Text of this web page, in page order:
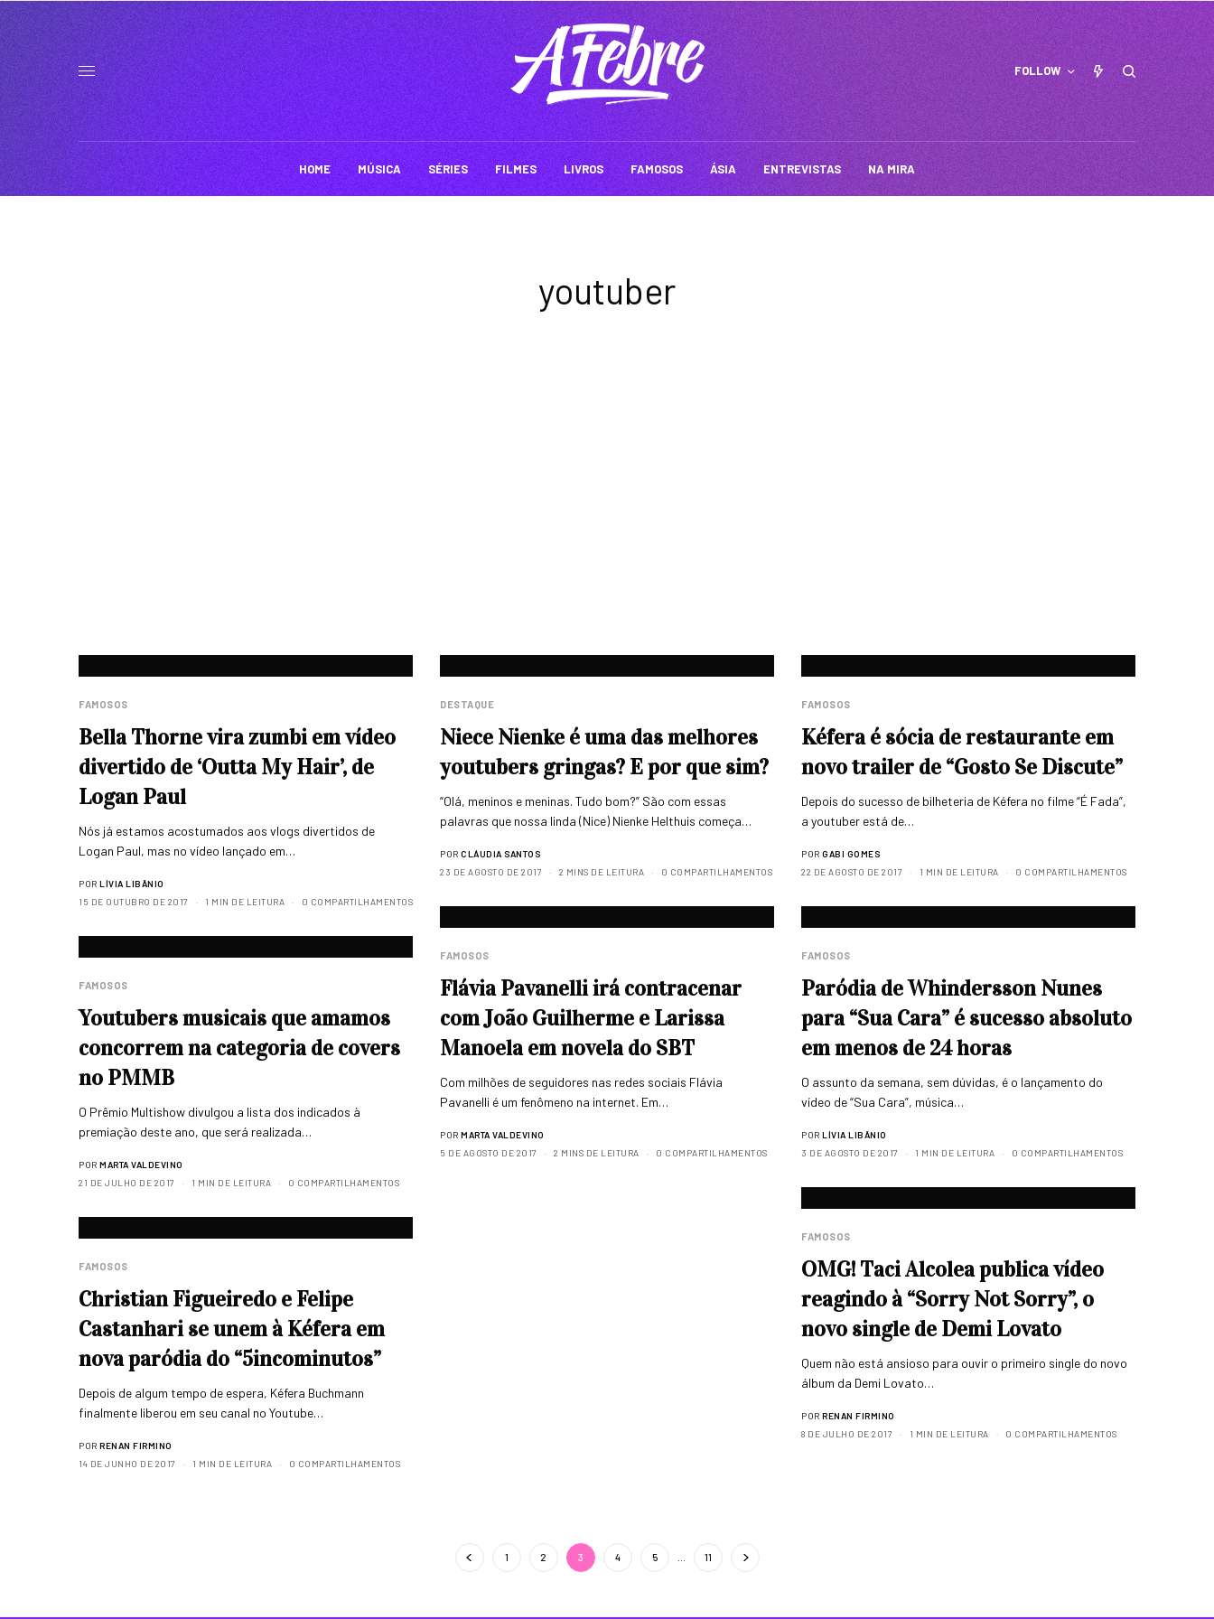
FOLLOW
HOME MÚSICA SÉRIES FILMES LIVROS FAMOSOS ÁSIA ENTREVISTAS NA MIRA
youtuber
FAMOSOS
Bella Thorne vira zumbi em vídeo
divertido de ‘Outta My Hair’, de
Logan Paul
Nós já estamos acostumados aos vlogs divertidos de
Logan Paul, mas no vídeo lançado em…
POR LÍVIA LIBÂNIO
15 DE OUTUBRO DE 2017
1 MIN DE LEITURA 0 COMPARTILHAMENTOS
DESTAQUE
Niece Nienke é uma das melhores
youtubers gringas? E por que sim?
“Olá, meninos e meninas. Tudo bom?” São com essas
palavras que nossa linda (Nice) Nienke Helthuis começa…
POR CLÁUDIA SANTOS
23 DE AGOSTO DE 2017
2 MINS DE LEITURA 0 COMPARTILHAMENTOS
FAMOSOS
Kéfera é sócia de restaurante em
novo trailer de “Gosto Se Discute”
Depois do sucesso de bilheteria de Kéfera no filme “É Fada”,
a youtuber está de…
POR GABI GOMES
22 DE AGOSTO DE 2017
1 MIN DE LEITURA 0 COMPARTILHAMENTOS
FAMOSOS
Flávia Pavanelli irá contracenar
com João Guilherme e Larissa
Manoela em novela do SBT
Com milhões de seguidores nas redes sociais Flávia
Pavanelli é um fenômeno na internet. Em…
POR MARTA VALDEVINO
5 DE AGOSTO DE 2017
2 MINS DE LEITURA 0 COMPARTILHAMENTOS
FAMOSOS
Paródia de Whindersson Nunes
para “Sua Cara” é sucesso absoluto
em menos de 24 horas
O assunto da semana, sem dúvidas, é o lançamento do
vídeo de “Sua Cara”, música…
POR LÍVIA LIBÂNIO
3 DE AGOSTO DE 2017
1 MIN DE LEITURA 0 COMPARTILHAMENTOS
FAMOSOS
Youtubers musicais que amamos
concorrem na categoria de covers
no PMMB
O Prêmio Multishow divulgou a lista dos indicados à
premiação deste ano, que será realizada…
POR MARTA VALDEVINO
21 DE JULHO DE 2017
1 MIN DE LEITURA 0 COMPARTILHAMENTOS
FAMOSOS
OMG! Taci Alcolea publica vídeo
reagindo à “Sorry Not Sorry”, o
novo single de Demi Lovato
Quem não está ansioso para ouvir o primeiro single do novo
álbum da Demi Lovato…
POR RENAN FIRMINO
8 DE JULHO DE 2017
1 MIN DE LEITURA 0 COMPARTILHAMENTOS
FAMOSOS
Christian Figueiredo e Felipe
Castanhari se unem à Kéfera em
nova paródia do “5incominutos”
Depois de algum tempo de espera, Kéfera Buchmann
finalmente liberou em seu canal no Youtube…
POR RENAN FIRMINO
14 DE JUNHO DE 2017
1 MIN DE LEITURA 0 COMPARTILHAMENTOS
1 2 3 4 5 11